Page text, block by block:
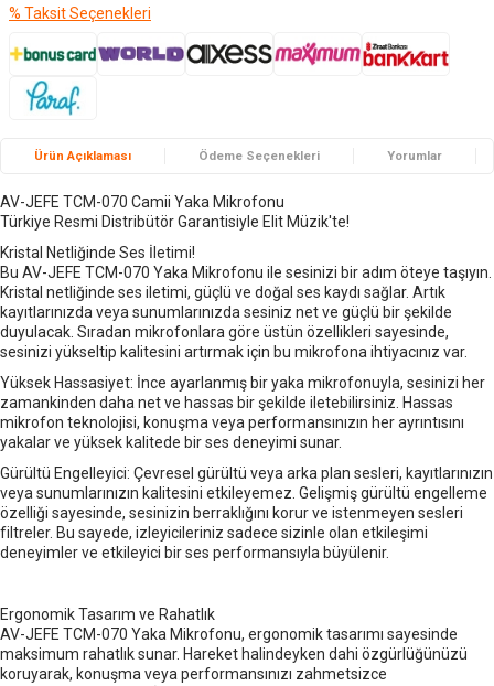
% Taksit Seçenekleri
Ürün Açıklaması Ödeme Seçenekleri Yorumlar
AV-JEFE TCM-070 Camii Yaka Mikrofonu
Türkiye Resmi Distribütör Garantisiyle Elit Müzik'te!
Kristal Netliğinde Ses İletimi!
Bu AV-JEFE TCM-070 Yaka Mikrofonu ile sesinizi bir adım öteye taşıyın.
Kristal netliğinde ses iletimi, güçlü ve doğal ses kaydı sağlar. Artık
kayıtlarınızda veya sunumlarınızda sesiniz net ve güçlü bir şekilde
duyulacak. Sıradan mikrofonlara göre üstün özellikleri sayesinde,
sesinizi yükseltip kalitesini artırmak için bu mikrofona ihtiyacınız var.
Yüksek Hassasiyet: İnce ayarlanmış bir yaka mikrofonuyla, sesinizi her
zamankinden daha net ve hassas bir şekilde iletebilirsiniz. Hassas
mikrofon teknolojisi, konuşma veya performansınızın her ayrıntısını
yakalar ve yüksek kalitede bir ses deneyimi sunar.
Gürültü Engelleyici: Çevresel gürültü veya arka plan sesleri, kayıtlarınızın
veya sunumlarınızın kalitesini etkileyemez. Gelişmiş gürültü engelleme
özelliği sayesinde, sesinizin berraklığını korur ve istenmeyen sesleri
filtreler. Bu sayede, izleyicileriniz sadece sizinle olan etkileşimi
deneyimler ve etkileyici bir ses performansıyla büyülenir.
Ergonomik Tasarım ve Rahatlık
AV-JEFE TCM-070 Yaka Mikrofonu, ergonomik tasarımı sayesinde
maksimum rahatlık sunar. Hareket halindeyken dahi özgürlüğünüzü
koruyarak, konuşma veya performansınızı zahmetsizce